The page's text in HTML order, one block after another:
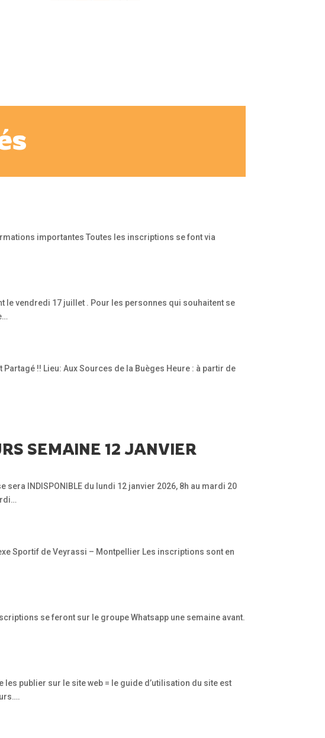
importantes Toutes les inscriptions se font via
le vendredi 17 juillet . Pour les personnes qui souhaitent se
!! Lieu: Aux Sources de la Buèges Heure : à partir de
SEMAINE 12 JANVIER
INDISPONIBLE du lundi 12 janvier 2026, 8h au mardi 20
Sportif de Veyrassi – Montpellier Les inscriptions sont en
se feront sur le groupe Whatsapp une semaine avant.
publier sur le site web = le guide d’utilisation du site est